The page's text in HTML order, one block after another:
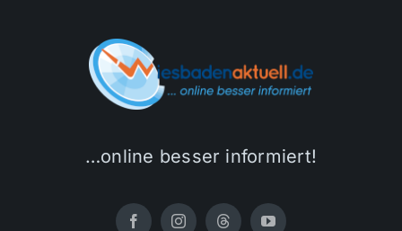
…online besser informiert!